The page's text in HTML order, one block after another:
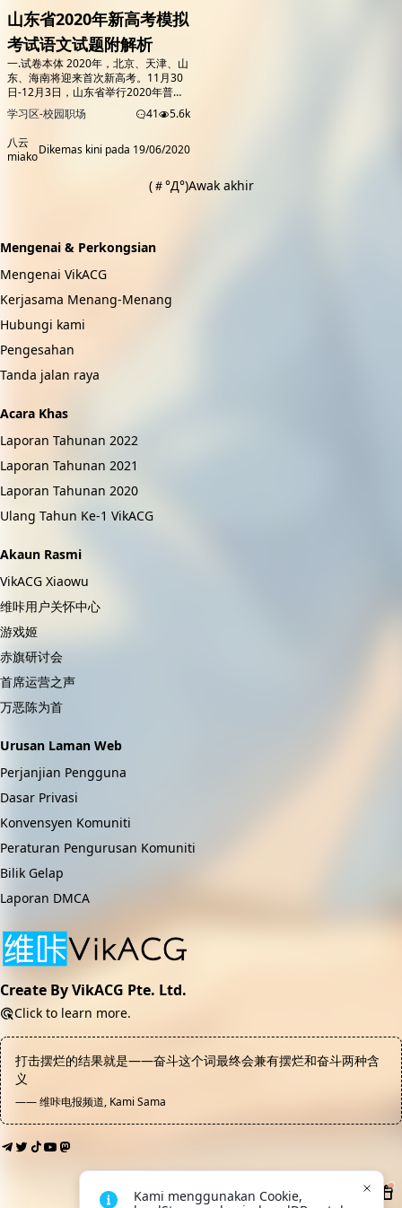
山东省2020年新高考模拟
考试语文试题附解析
一.试卷本体 2020年，北京、天津、山
东、海南将迎来首次新高考。11月30
日-12月3日，山东省举行2020年普通
高等学校招生全国统一考试（“新高
考”模拟考试），本文为大家整理了此
次模拟考试语文试题。 一、现代文阅
读（35分） (一）现代文阅读I(本题共5
小题，19分） 阅读下面的文字，完成
房奇迹，加上此前《三体》的热销，刘
学习区-校园职场 41
5.6k
八云
miakoDikemas kini pada 19/06/2020
(＃°Д°)Awak akhir
Mengenai & Perkongsian
Mengenai VikACG
Kerjasama Menang-Menang
Hubungi kami
Pengesahan
Tanda jalan raya
Acara Khas
Laporan Tahunan 2022
Laporan Tahunan 2021
Laporan Tahunan 2020
Ulang Tahun Ke-1 VikACG
Akaun Rasmi
VikACG Xiaowu
维咔用户关怀中心
游戏姬
赤旗研讨会
首席运营之声
万恶陈为首
Urusan Laman Web
Perjanjian Pengguna
Dasar Privasi
Konvensyen Komuniti
Peraturan Pengurusan Komuniti
Bilik Gelap
Laporan DMCA
Create By VikACG Pte. Ltd.
Click to learn more.
打击摆烂的结果就是——奋斗这个词最终会兼有摆烂和奋斗两种含
义
—— 维咔电报频道, Kami Sama
Kami menggunakan Cookie,